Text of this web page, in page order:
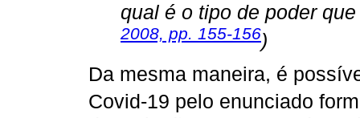
qual é o tipo de poder
2008, pp. 155-156)
Da mesma maneira, é
Covid-19 pelo enunciado